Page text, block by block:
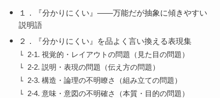
１．『分かりにくい』——万能だが抽象に傾きやすい
説明語
２．『分かりにくい』を品よく言い換える表現集
2-1. 視覚的・レイアウトの問題（見た目の問題）
2-2. 説明・表現の問題（伝え方の問題）
2-3. 構造・論理の不明瞭さ（組み立ての問題）
2-4. 意味・意図の不明確さ（本質・目的の問題）